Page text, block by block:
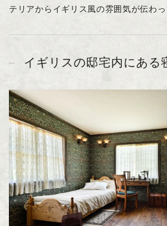
テリアからイギリス風の雰囲気が伝わっ
イギリスの邸宅内にある